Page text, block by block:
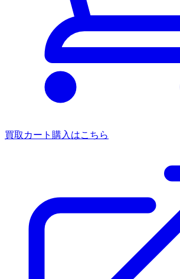
買取カート 購入はこちら